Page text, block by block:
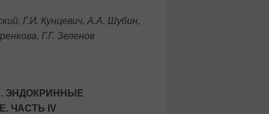
Г.И. Кунцевич, А.А. Шубин,
Г.Г. Зеленов
ЭНДОКРИННЫЕ
ЧАСТЬ IV